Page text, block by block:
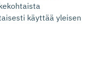
käyttää yleisen